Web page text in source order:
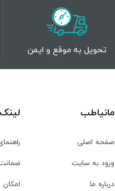
تحویل به موقع و ایمن
مانیاطب
صفحه اصلی
ورود به سایت
درباره ما